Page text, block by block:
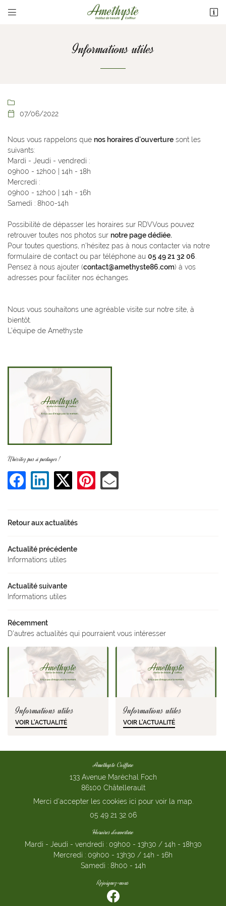

ACCUEIL
COIFFURE
ACTUALITÉS

133 Avenue Maréchal Foch
Adresse email de réception
 Recopier le code ci-contre
Rafraîchir le captcha
En cochant cette case, vous consentez à recevoir nos propositions commerciales à
l'adresse email indiqué ci-dessus. Vous pouvez vous désinscrire à tout moment en
Inscription
Informations utiles


07/06/2022
Nous vous rappelons que nos horaires d'ouverture sont les
suivants:
Mardi - Jeudi - vendredi :
09h00 - 12h00 | 14h - 18h
Mercredi :
09h00 - 12h00 | 14h - 16h
Samedi : 8h00-14h
Possibilité de dépasser les horaires sur RDVVous pouvez
retrouver toutes nos photos sur notre page dédiée.
Pour toutes questions, n'hésitez pas à nous contacter via notre
formulaire de contact ou par téléphone au 05 49 21 32 06
Pensez à nous ajouter (contact@amethyste86.com) à vos
adresses pour faciliter nos échanges.
Nous vous souhaitons une agréable visite sur notre site, à
bientôt.
L'équipe de Amethyste
N'hésitez pas à partager !
Retour aux actualités
Actualité précédente
Informations utiles
Actualité suivante
Informations utiles
Récemment
D'autres actualités qui pourraient vous intéresser
Informations utiles
VOIR L'ACTUALITÉ
Informations utiles
VOIR L'ACTUALITÉ
Amethyste Coiffure
133 Avenue Maréchal Foch
86100 Châtellerault
Merci d'accepter les cookies ici pour voir la map.
05 49 21 32 06
Horaires d'ouverture
Mardi - Jeudi - vendredi : 09h00 - 13h30 / 14h - 18h30
Mercredi : 09h00 - 13h30 / 14h - 16h
Samedi : 8h00 - 14h
Rejoignez-nous